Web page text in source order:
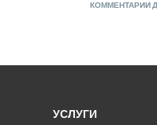
КОММЕНТАРИИ
УСЛУГИ